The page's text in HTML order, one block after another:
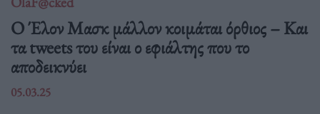
Ο Έλον Μασκ μάλλον κοιμάται όρθιος – Και
τα tweets του είναι ο εφιάλτης που το
αποδεικνύει
05.03.25